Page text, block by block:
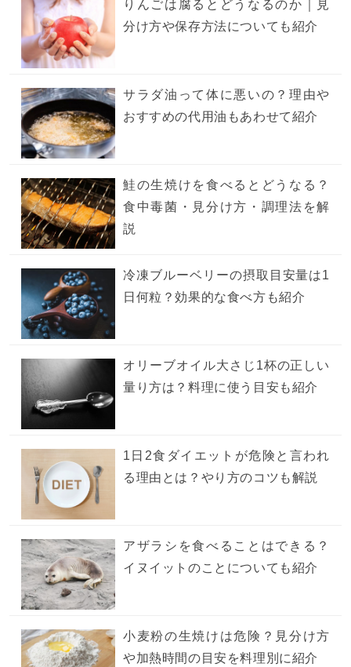
りんごは腐るとどうなるのか｜見
分け方や保存方法についても紹介
サラダ油って体に悪いの？理由や
おすすめの代用油もあわせて紹介
鮭の生焼けを食べるとどうなる？
食中毒菌・見分け方・調理法を解
説
冷凍ブルーベリーの摂取目安量は1
日何粒？効果的な食べ方も紹介
オリーブオイル大さじ1杯の正しい
量り方は？料理に使う目安も紹介
1日2食ダイエットが危険と言われ
る理由とは？やり方のコツも解説
アザラシを食べることはできる？
イヌイットのことについても紹介
小麦粉の生焼けは危険？見分け方
や加熱時間の目安を料理別に紹介